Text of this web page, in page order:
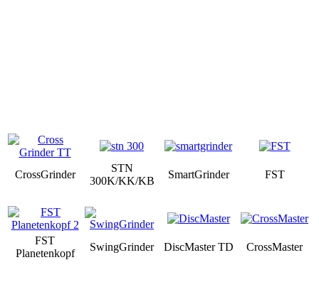
CrossGrinder
STN
300K/KK/KB
SmartGrinder FST
FST
Planetenkopf
SwingGrinder DiscMaster TD CrossMaster